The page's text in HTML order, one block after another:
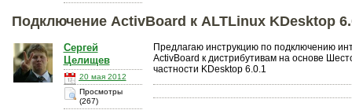
Подключение ActivBoard к ALTLinux KDesktop
Сергей
Целищев
20 мая 2012
Просмотры
(267)
Предлагаю инструкцию по подключению
ActivBoard к дистрибутивам на основе
частноcти KDesktop 6.0.1